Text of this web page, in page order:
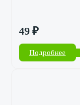
49 ₽
Подробнее